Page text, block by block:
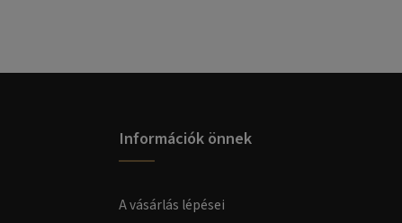
Információk önnek
A vásárlás lépései